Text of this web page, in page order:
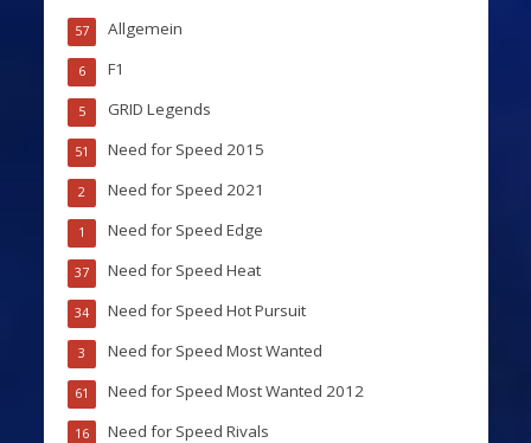
Allgemein
57
F1
6
GRID Legends
5
Need for Speed 2015
51
Need for Speed 2021
2
Need for Speed Edge
1
Need for Speed Heat
37
Need for Speed Hot Pursuit
34
Need for Speed Most Wanted
3
Need for Speed Most Wanted 2012
61
Need for Speed Rivals
16